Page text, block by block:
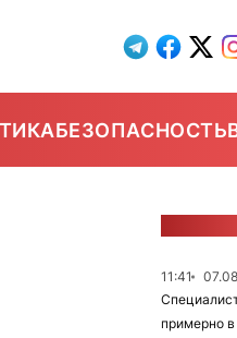
БЕЗОПАСНОСТЬ
11:41
примерно